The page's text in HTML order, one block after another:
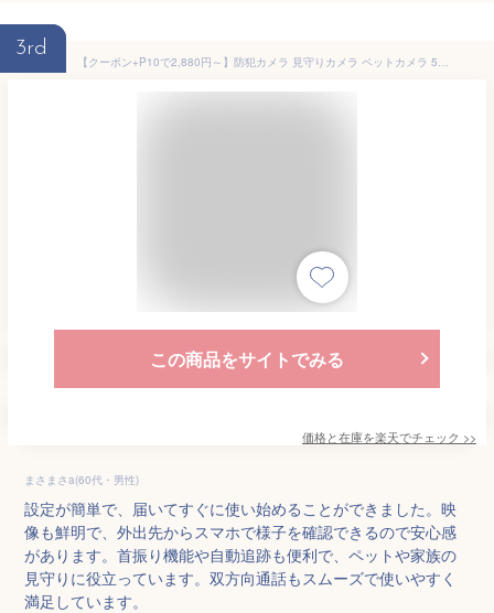
3rd
【クーポン+P10で2,880円～】防犯カメラ 見守りカメラ ペットカメラ 500万画素 スマホ確認 自動追跡 動体検知 双方向通話 高齢者 屋内 犬 猫 監視カメラ 上下首振り 遠隔操作 wifi 録画 赤ちゃん 子供 介護 留守 夜間撮影 SDカード 警報通知 工事不要 簡単設定 天井 家庭
この商品をサイトでみる
価格と在庫を楽天でチェック >>
まさまさa(60代・男性)
設定が簡単で、届いてすぐに使い始めることができました。映
像も鮮明で、外出先からスマホで様子を確認できるので安心感
があります。首振り機能や自動追跡も便利で、ペットや家族の
見守りに役立っています。双方向通話もスムーズで使いやすく
満足しています。